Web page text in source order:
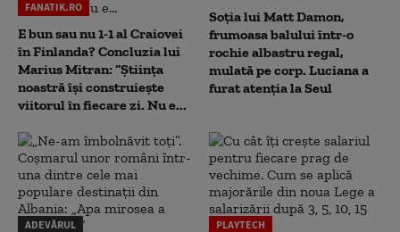
FANATIK.RO
E bun sau nu 1-1 al Craiovei
în Finlanda? Concluzia lui
Marius Mitran: “Știința
noastră își construiește
viitorul în fiecare zi. Nu e...
Soția lui Matt Damon,
frumoasa balului într-o
rochie albastru regal,
mulată pe corp. Luciana a
furat atenția la Seul
ADEVĂRUL PLAYTECH